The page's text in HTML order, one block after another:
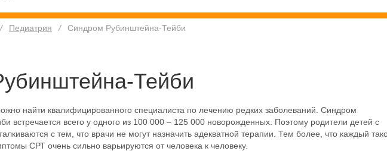
/ Педиатрия / Синдром Рубинштейна-Тейби
Тейби
найти квалифицированного специалиста по лечению редких заболеваний. Синдром
встречается всего у одного из 100 000 – 125 000 новорожденных. Поэтому родители детей с
с тем, что врачи не могут назначить адекватной терапии. Тем более, что каждый
СРТ очень сильно варьируются от человека к человеку.